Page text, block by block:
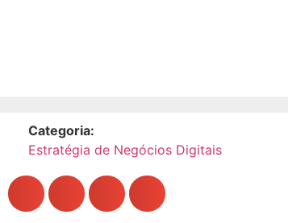
Categoria:
Estratégia de Negócios Digitais